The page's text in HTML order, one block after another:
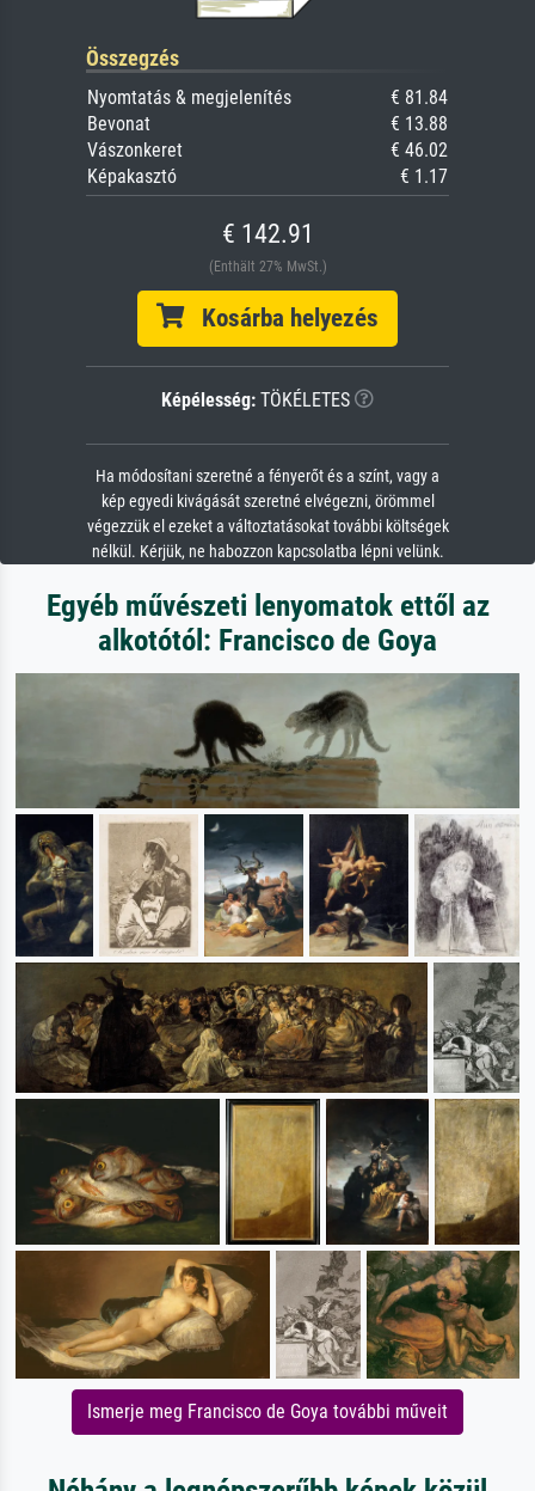
Összegzés
Nyomtatás & megjelenítés
€ 81.84
Bevonat
€ 13.88
Vászonkeret
€ 46.02
Képakasztó
€ 1.17
€ 142.91
(Enthält 27% MwSt.)
Kosárba helyezés
Képélesség: TÖKÉLETES
Ha módosítani szeretné a fényerőt és a színt, vagy a
kép egyedi kivágását szeretné elvégezni, örömmel
végezzük el ezeket a változtatásokat további költségek
nélkül. Kérjük, ne habozzon kapcsolatba lépni velünk.
Egyéb művészeti lenyomatok ettől az
alkotótól: Francisco de Goya
Ismerje meg Francisco de Goya további műveit